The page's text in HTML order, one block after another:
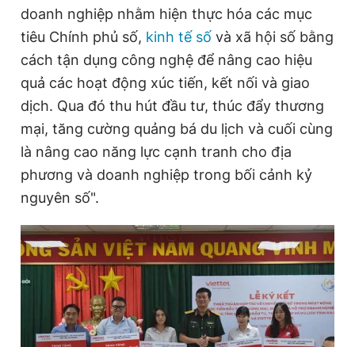
doanh nghiệp nhằm hiện thực hóa các mục
tiêu Chính phủ số, kinh tế số và xã hội số bằng
cách tận dụng công nghệ để nâng cao hiệu
quả các hoạt động xúc tiến, kết nối và giao
dịch. Qua đó thu hút đầu tư, thúc đẩy thương
mại, tăng cường quảng bá du lịch và cuối cùng
là nâng cao năng lực cạnh tranh cho địa
phương và doanh nghiệp trong bối cảnh kỷ
nguyên số".